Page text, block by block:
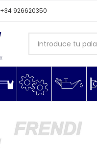
+34 926620350